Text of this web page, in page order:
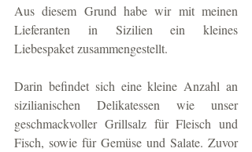
Aus diesem Grund habe wir mit meinen
Lieferanten in Sizilien ein kleines
Liebespaket zusammengestellt.
Darin befindet sich eine kleine Anzahl an
sizilianischen Delikatessen wie unser
geschmackvoller Grillsalz für Fleisch und
Fisch, sowie für Gemüse und Salate. Zuvor